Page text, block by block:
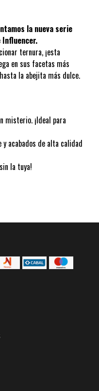
la nueva serie
ternura, ¡esta
en sus facetas más
la abejita más dulce.
misterio. ¡Ideal para
y acabados de alta calidad
la tuya!